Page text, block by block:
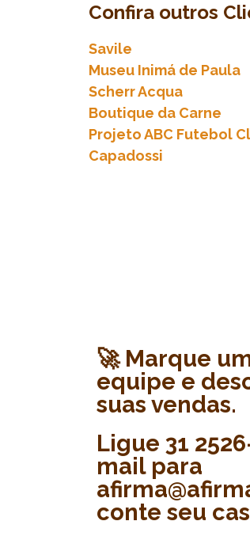
Confira outros
Savile
Museu Inimá de Paula
Scherr Acqua
Boutique da Carne
Projeto ABC Futebol
Capadossi
🚀 Marque
equipe e
suas vendas.
Ligue 31
mail para
conte seu